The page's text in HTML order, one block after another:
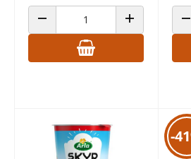
ANZAHL VERRINGERN ANZAHL
-